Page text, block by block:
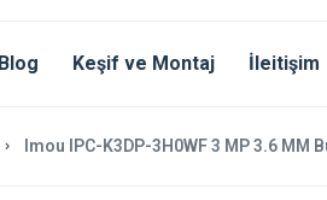
Blog Keşif ve Montaj İleitişim
Imou IPC-K3DP-3H0WF 3 MP 3.6 MM